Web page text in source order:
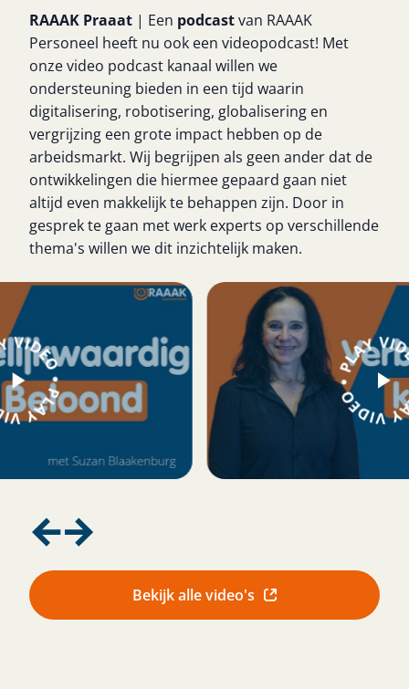
RAAAK Praaat | Een podcastvan RAAAK
Personeel heeft nu ook een videopodcast! Met
onze video podcast kanaal willen we
ondersteuning bieden in een tijd waarin
digitalisering, robotisering, globalisering en
vergrijzing een grote impact hebben op de
arbeidsmarkt. Wij begrijpen als geen ander dat de
ontwikkelingen die hiermee gepaard gaan niet
altijd even makkelijk te behappen zijn. Door in
gesprek te gaan met werk experts op verschillende
thema's willen we dit inzichtelijk maken.
Bekijk alle video's